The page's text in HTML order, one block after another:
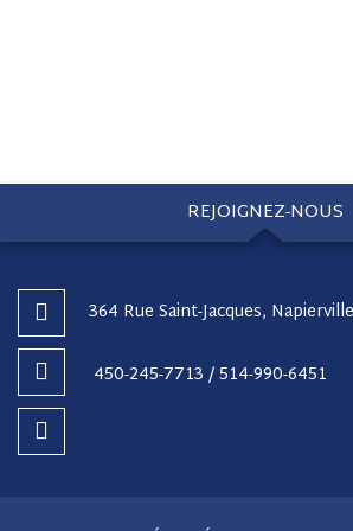
REJOIGNEZ-NOUS
364 Rue Saint-Jacques,
450-245-7713 / 514-990-6451